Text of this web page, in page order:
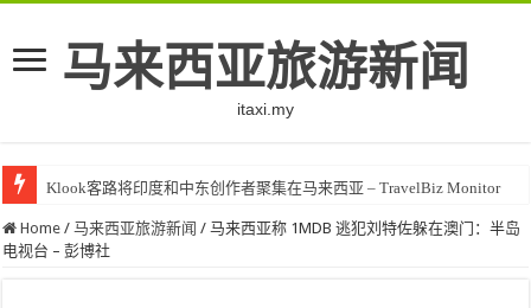
马来西亚旅游新闻
itaxi.my
Klook客路将印度和中东创作者聚集在马来西亚 – TravelBiz Monitor
Home / 马来西亚旅游新闻 / 马来西亚称 1MDB 逃犯刘特佐躲在澳门：半岛
电视台 – 彭博社